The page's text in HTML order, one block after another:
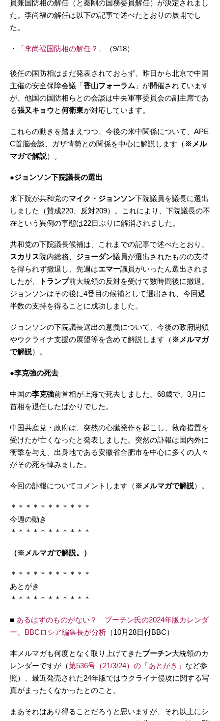
員兼国防相の解任（と秦剛の国務委員解任）が決定されまし
た。李尚福の解任は以下の記事で述べたとおりの展開でし
た。
・ 「李尚福国防相の解任？」 （9/18）
後任の国防相はまだ発表されておらず、昨日から北京で中国
主催の安全保障会議「香山フォーラム 」が開催されています
が、他国の国防相らとの会談は中央軍事委員会の副主席であ
る張又キョウと何衛東が対応しています。
これらの動きを踏まえつつ、今後の米中関係について、APE
C首脳会談、ガザ情勢との関係を中心に解説します（ ※メル
マガで解説）。
●ジョンソン下院議長の選出
米下院が共和党のマイク・ジョンソン下院議員を議長に選出
しました（賛成220、反対209）。これにより、下院議長の不
在という異例の事態は22日ぶりに解消されました。
共和党の下院議長候補は、これまでの記事で述べたとおり、
スカリス院内総務、 ジョーダン議員が選出されたものの支持
を得られず撤退し、先週はエマー議員がいったん選出されま
したが、
トランプ前大統領の反対を受けて数時間後に撤退。
ジョンソンはその後に4番目の候補として選出され、今回過
半数の支持を得ることに成功しました。
ジョンソンの下院議長選出の意義について、今後の政府閉鎖
やウクライナ支援の展望等を含めて解説します（ ※メルマガ
で解説）。
●李克強の死去
中国の李克強前首相が上海で死去しました。68歳で、3月に
首相を退任したばかりでした。
中国共産党・政府は、突然の心臓発作を起こし、救命措置を
受けたが亡くなったと発表しました。突然の訃報は国内外に
衝撃を与え、出身地である安徽省合肥市を中心に多くの人々
がその死を悼みました。
今回の訃報についてコメントします（ ※メルマガで解説）。
＊＊＊＊＊＊＊＊＊＊＊
今週の動き
＊＊＊＊＊＊＊＊＊＊＊
（※メルマガで解説。）
＊＊＊＊＊＊＊＊＊＊＊
あとがき
＊＊＊＊＊＊＊＊＊＊＊
■ あるはずのものがない？ プーチン氏の2024年版カレンダ
ー、BBCロシア編集長が分析 （10月28日付BBC）
本メルマガも何度となく取り上げてきたプーチン大統領のカ
レンダーですが（第536号（21/3/24）の「あとがき」 など参
照）、最近発売された24年版ではウクライナ侵攻に関する写
真がまったくなかったとのこと。
まあそれはあり得ることだろうと思いますが、それ以上にシ